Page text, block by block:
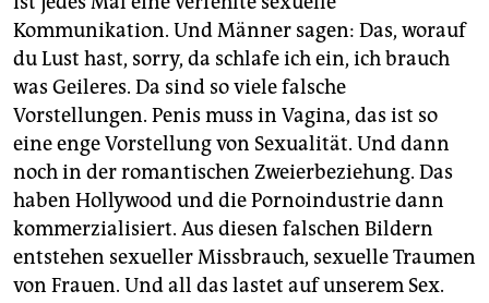
Kommunikation. Und Männer sagen: Das, worauf
du Lust hast, sorry, da schlafe ich ein, ich brauch
was Geileres. Da sind so viele falsche
Vorstellungen. Penis muss in Vagina, das ist so
eine enge Vorstellung von Sexualität. Und dann
noch in der romantischen Zweierbeziehung. Das
haben Hollywood und die Pornoindustrie dann
kommerzialisiert. Aus diesen falschen Bildern
entstehen sexueller Missbrauch, sexuelle Traumen
von Frauen. Und all das lastet auf unserem Sex.